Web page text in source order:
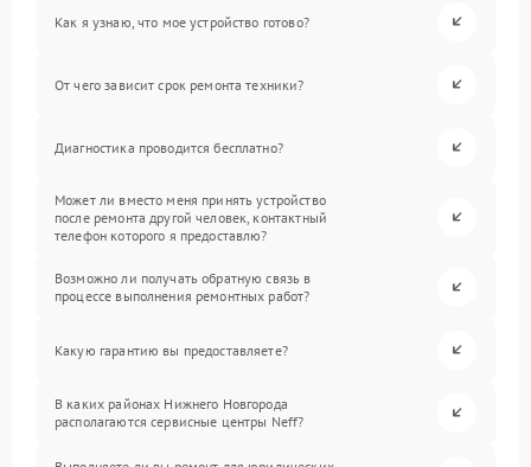
Как я узнаю, что мое устройство готово?
От чего зависит срок ремонта техники?
Диагностика проводится бесплатно?
Может ли вместо меня принять устройство
после ремонта другой человек, контактный
телефон которого я предоставлю?
Возможно ли получать обратную связь в
процессе выполнения ремонтных работ?
Какую гарантию вы предоставляете?
В каких районах Нижнего Новгорода
располагаются сервисные центры Neff?